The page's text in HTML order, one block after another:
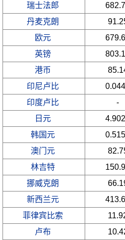
瑞士法郎
丹麦克朗
欧元
英镑
港币
印尼卢比
印度卢比
-
日元
韩国元
澳门元
林吉特
挪威克朗
新西兰元
菲律宾比索
卢布